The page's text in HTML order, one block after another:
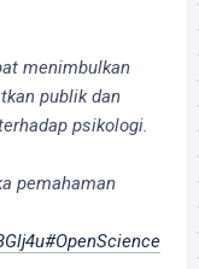
menimbulkan
publik dan
psikologi.
pemahaman
#OpenScience